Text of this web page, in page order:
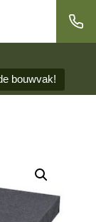
bouwvak!